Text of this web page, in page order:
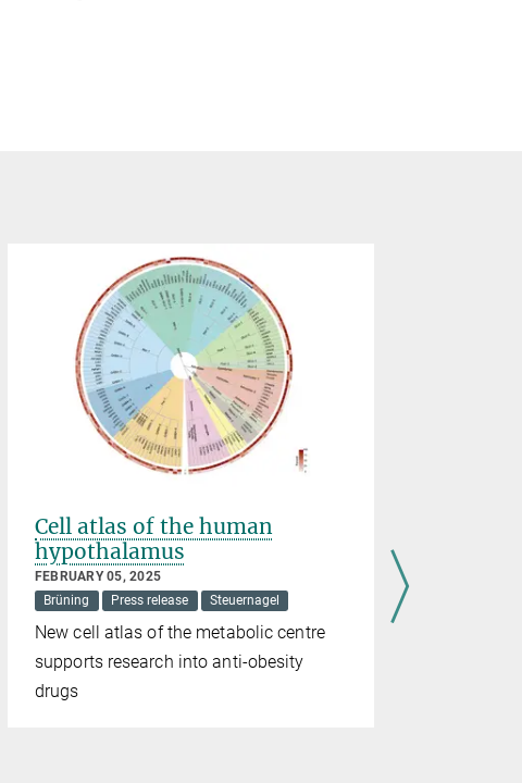
Cell atlas of the human
hypothalamus
FEBRUARY 05, 2025
Brüning
Press release Steuernagel
New cell atlas of the metabolic centre
supports research into anti-obesity
drugs